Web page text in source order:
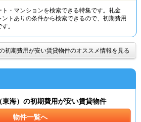
TOP
・マンションを検索できる特集です。礼金
ントありの条件から検索できるので、初期費用
。
初期費用が安い賃貸物件のオススメ情報を見る
東海）の初期費用が安い賃貸物件
物件一覧へ